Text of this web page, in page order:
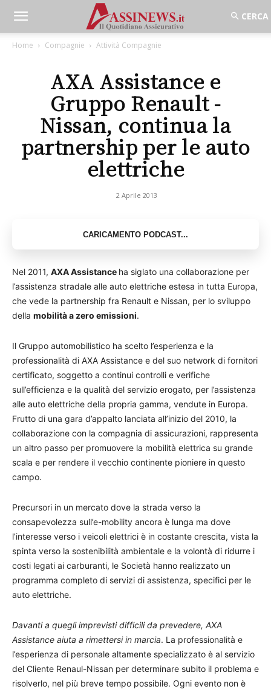
Home Compagnie Attività Compagnie
AXA Assistance e
Gruppo Renault -
Nissan, continua la
partnership per le auto
elettriche
2 Aprile 2013
Nel 2011, AXA Assistance ha siglato una collaborazione per
l’assistenza stradale alle auto elettriche estesa in tutta Europa,
che vede la partnership fra Renault e Nissan, per lo sviluppo
della mobilità a zero emissioni.
Il Gruppo automobilistico ha scelto l’esperienza e la
professionalità di AXA Assistance e del suo network di fornitori
certificato, soggetto a continui controlli e verifiche
sull’efficienza e la qualità del servizio erogato, per l’assistenza
alle auto elettriche della propria gamma, vendute in Europa.
Frutto di una gara d’appalto lanciata all’inizio del 2010, la
collaborazione con la compagnia di assicurazioni, rappresenta
un altro passo per promuovere la mobilità elettrica su grande
scala e per rendere il vecchio continente pioniere in questo
campo.
Precursori in un mercato dove la strada verso la
consapevolezza sull’e-mobility ancora è lunga ma dove
l’interesse verso i veicoli elettrici è in costante crescita, vista la
spinta verso la sostenibilità ambientale e la volontà di ridurre i
costi legati ai carburanti, le Società hanno realizzato un
programma completo di servizi di assistenza, specifici per le
auto elettriche.
Davanti a quegli imprevisti difficili da prevedere, AXA
Assistance aiuta a rimettersi in marcia. La professionalità e
l’esperienza di personale altamente specializzato è al servizio
del Cliente Renaul-Nissan per determinare subito il problema e
risolverlo, nel più breve tempo possibile. Ogni evento non è